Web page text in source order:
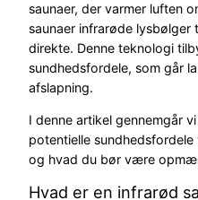
saunaer, der varmer luften
saunaer infrarøde lysbølger
direkte. Denne teknologi
sundhedsfordele, som går
afslapning.
I denne artikel gennemgår
potentielle
og hvad du bør være
Hvad er en infrarød